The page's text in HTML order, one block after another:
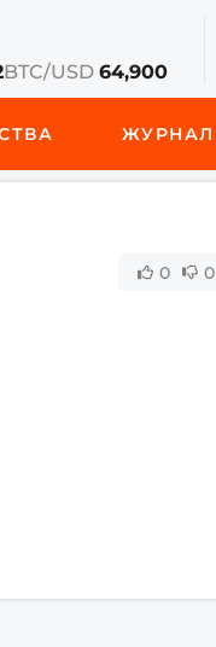
BTC/USD 64,900
ЖУРНАЛ
0 0